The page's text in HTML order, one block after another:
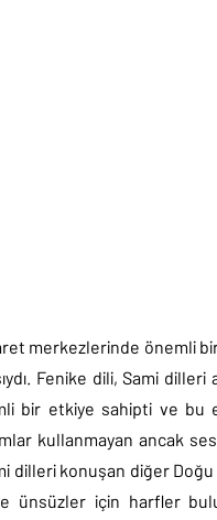
merkezlerinde önemli
Fenike dili, Sami
bir etkiye sahipti ve bu
kullanmayan ancak
dilleri konuşan diğer
ünsüzler için harfler